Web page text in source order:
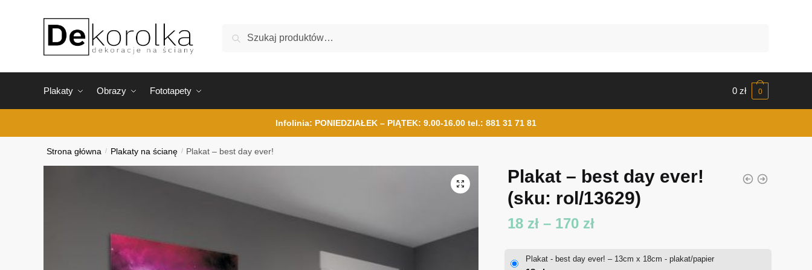
Szukaj
Plakaty Obrazy Fototapety 0 zł 0
Infolinia: PONIEDZIAŁEK – PIĄTEK: 9.00-16.00 tel.: 881 31 71 81
Strona główna / Plakaty na ścianę / Plakat – best day ever!
Plakat – best day ever!
(sku: rol/13629)
18 zł – 170 złZakres
Plakat - best day ever! – 13cm x 18cm - plakat/papier